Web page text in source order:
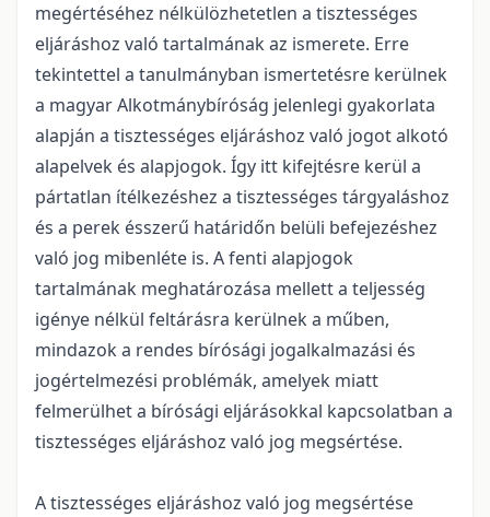
megértéséhez nélkülözhetetlen a tisztességes
eljáráshoz való tartalmának az ismerete. Erre
tekintettel a tanulmányban ismertetésre kerülnek
a magyar Alkotmánybíróság jelenlegi gyakorlata
alapján a tisztességes eljáráshoz való jogot alkotó
alapelvek és alapjogok. Így itt kifejtésre kerül a
pártatlan ítélkezéshez a tisztességes tárgyaláshoz
és a perek ésszerű határidőn belüli befejezéshez
való jog mibenléte is. A fenti alapjogok
tartalmának meghatározása mellett a teljesség
igénye nélkül feltárásra kerülnek a műben,
mindazok a rendes bírósági jogalkalmazási és
jogértelmezési problémák, amelyek miatt
felmerülhet a bírósági eljárásokkal kapcsolatban a
tisztességes eljáráshoz való jog megsértése.
A tisztességes eljáráshoz való jog megsértése